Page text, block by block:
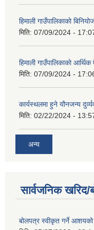
हिमाली गाउँपालिकाकाे
मिति: 07/09/2024 -
हिमाली गाउँपालिकाकाे
मिति: 07/09/2024 -
कार्यस्थलमा हुने यौनजन्य
मिति: 02/22/2024 -
अन्य
सार्वजनिक
बोलपत्र स्वीकृत गर्ने